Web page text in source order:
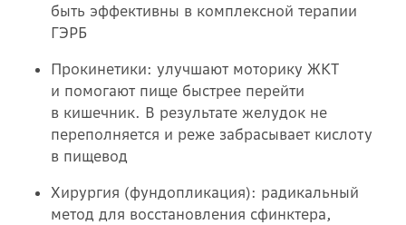
быть эффективны в комплексной терапии
ГЭРБ
Прокинетики: улучшают моторику ЖКТ
и помогают пище быстрее перейти
в кишечник. В результате желудок не
переполняется и реже забрасывает кислоту
в пищевод
Хирургия (фундопликация): радикальный
метод для восстановления сфинктера,